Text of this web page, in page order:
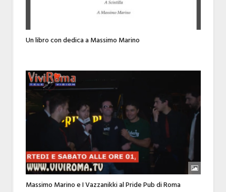
Un libro con dedica a Massimo Marino
Massimo Marino e I Vazzanikki al Pride Pub di Roma